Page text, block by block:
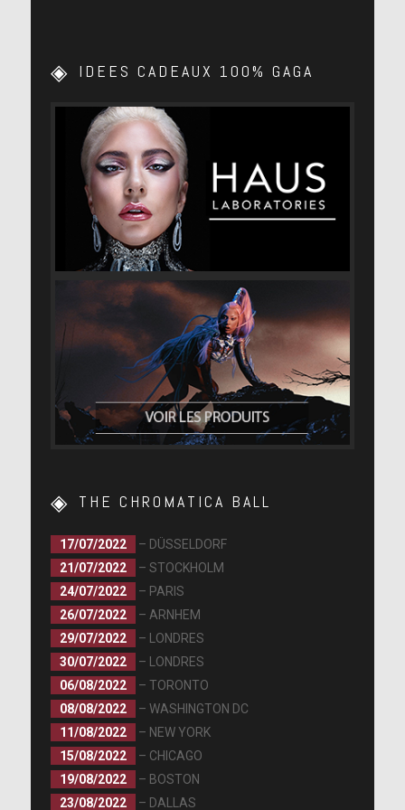
http://ow.ly/YPRwE
[photo]
[photo]
[photo]
IDEES CADEAUX 100% GAGA
THE CHROMATICA BALL
17/07/2022
– DÜSSELDORF
21/07/2022
– STOCKHOLM
24/07/2022
– PARIS
26/07/2022
– ARNHEM
29/07/2022
– LONDRES
30/07/2022
– LONDRES
06/08/2022
– TORONTO
08/08/2022
– WASHINGTON DC
11/08/2022
– NEW YORK
15/08/2022
– CHICAGO
19/08/2022
– BOSTON
23/08/2022
– DALLAS